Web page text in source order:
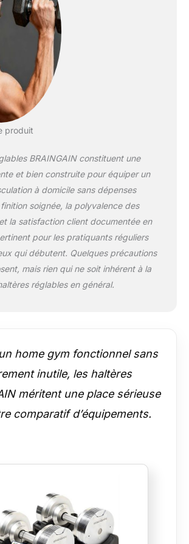
antidérapante, elles sont
pour offrir précision et confort
répétition. SÉCURITÉ ET
À CHAQUE UTILISATION – Le
de verrouillage à double
acier maintient le poids de
sélectionné en place, avec des
fluides entre les poids par
et clic, pour que votre
soulever des poids en toute
concentration et sécurité à
POUR TOUS LES OBJECTIFS
soyez débutant ou que
des poids lourds, notre
d'haltères réglables s'adapte
et à votre style. Conçu
accompagner à chaque
votre parcours de musculation
en forme.
produit
BRAINGAIN constituent une
et bien construite pour équiper un
à domicile sans dépenses
soignée, la polyvalence des
la satisfaction client documentée en
pour les pratiquants réguliers
qui débutent. Quelques précautions
mais rien qui ne soit inhérent à la
réglables en général.
home gym fonctionnel sans
inutile, les haltères
méritent une place sérieuse
comparatif d’équipements.